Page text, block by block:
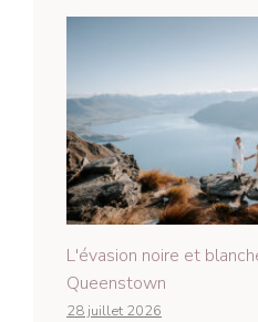
L'évasion noire et
Queenstown
28 juillet 2026